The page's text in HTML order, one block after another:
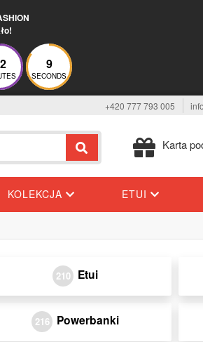
9
SECONDS
+420 777 793 005
Karta
KOLEKCJA ETUI
210 Etui
216 Powerbanki